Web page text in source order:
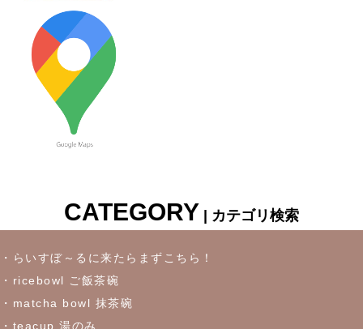
2023/7/6
≪新着商品≫ 波佐見焼♪かわいい小鉢入荷しました✿
2023/6/22
2023/6/16
≪おすすめ≫冷たいドリンクいかがです？松助窯ロックグラス
2023/6/7
CATEGORY | カテゴリ検索
・らいすぼ～るに来たらまずこちら！
・ricebowl ご飯茶碗
・matcha bowl 抹茶碗
・teacup 湯のみ